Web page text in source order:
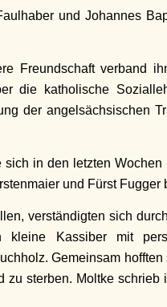
und Johannes
Freundschaft verband
die katholische
der angelsächsischen
in den letzten
und Fürst Fugger
verständigten sich
kleine Kassiber mit
Gemeinsam
zu sterben. Moltke